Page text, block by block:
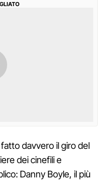
davvero il giro del
dei cinefili e
Danny Boyle, il più